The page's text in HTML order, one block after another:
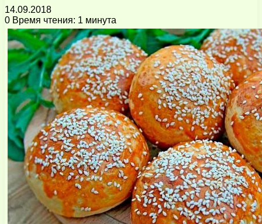
14.09.2018
0 Время чтения: 1 минута